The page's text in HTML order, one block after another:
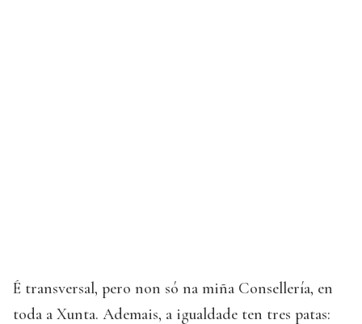
É transversal, pero non só na miña Consellería, en
toda a Xunta. Ademais, a igualdade ten tres patas: